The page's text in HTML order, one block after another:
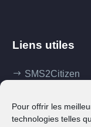
Pour offrir les
technologies telles
Liens utiles
SMS2Citizen
Ma commune